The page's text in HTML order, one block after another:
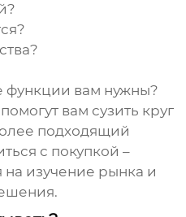
функции вам нужны?
вам сузить круг
подходящий
с покупкой –
изучение рынка и